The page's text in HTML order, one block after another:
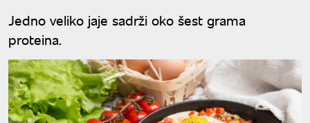
Jedno veliko jaje sadrži oko šest grama
proteina.